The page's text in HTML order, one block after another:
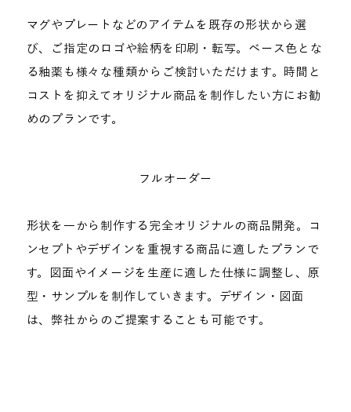
マグやプレートなどのアイテムを既存の形状から選
び、ご指定のロゴや絵柄を印刷・転写。ベース色とな
る釉薬も様々な種類からご検討いただけます。時間と
コストを抑えてオリジナル商品を制作したい方にお勧
めのプランです。
フルオーダー
形状を一から制作する完全オリジナルの商品開発。コ
ンセプトやデザインを重視する商品に適したプランで
す。図面やイメージを生産に適した仕様に調整し、原
型・サンプルを制作していきます。デザイン・図面
は、弊社からのご提案することも可能です。